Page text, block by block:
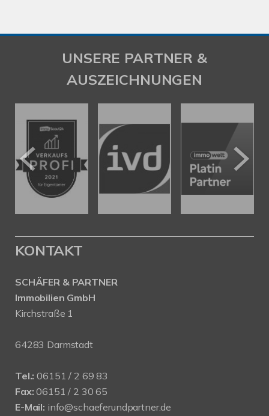
UNSERE PARTNER &
AUSZEICHNUNGEN
KONTAKT
SCHÄFER & PARTNER
Immobilien GmbH
Kirchstraße 1
64283 Darmstadt
Tel.: 06151 / 2 69 83
Fax: 06151 / 2 30 65
E-Mail: info@schaeferundpartner.de